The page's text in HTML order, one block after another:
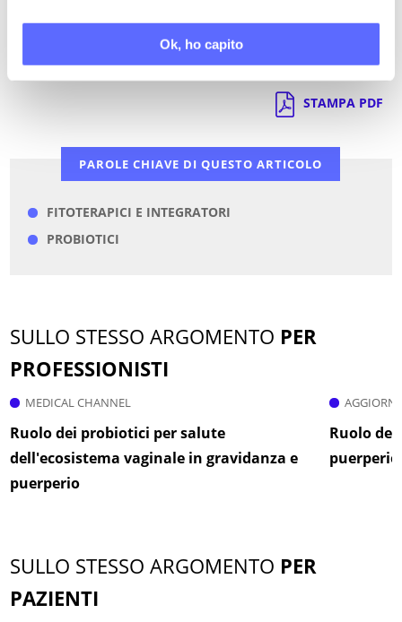
Ok, ho capito
Torna a Video Stream
STAMPA PDF
PAROLE CHIAVE DI QUESTO ARTICOLO
FITOTERAPICI E INTEGRATORI
PROBIOTICI
SULLO STESSO ARGOMENTO PER
PROFESSIONISTI
MEDICAL CHANNEL
Ruolo dei probiotici per salute
dell'ecosistema vaginale in gravidanza e
puerperio
Ruolo
puerperio
SULLO STESSO ARGOMENTO PER
PAZIENTI